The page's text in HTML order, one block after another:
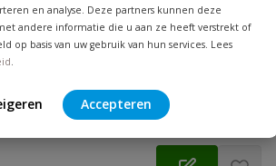
en analyse. Deze partners kunnen deze
andere informatie die u aan ze heeft verstrekt of
op basis van uw gebruik van hun services. Lees
.
Accepteren
versturen32 t/m 500 mm | Aansluiting:
| KOMO